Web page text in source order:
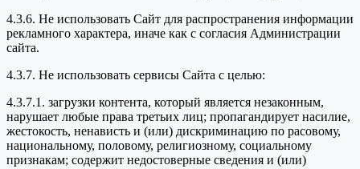
4.3.6. Не использовать Сайт для распространения информации
рекламного характера, иначе как с согласия Администрации
сайта.
4.3.7. Не использовать сервисы Сайта с целью:
4.3.7.1. загрузки контента, который является незаконным,
нарушает любые права третьих лиц; пропагандирует насилие,
жестокость, ненависть и (или) дискриминацию по расовому,
национальному, половому, религиозному, социальному
признакам; содержит недостоверные сведения и (или)